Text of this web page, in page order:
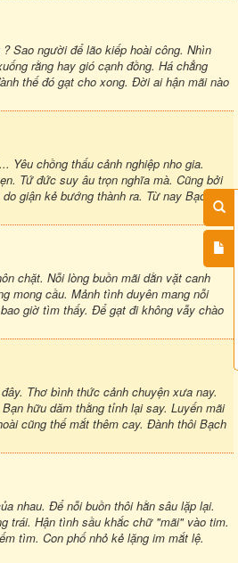
Sao người để lão kiếp hoài công. Nhìn
rằng hay gió cạnh đồng. Há chẳng
thế đó gạt cho xong. Đời ai hận mãi nào
Yêu chồng thấu cảnh nghiệp nho gia.
Tứ đức suy âu trọn nghĩa mà. Cũng bởi
giận kẻ bướng thành ra. Từ nay Bạch
chặt. Nỗi lòng buồn mãi dằn vặt canh
mong cầu. Mảnh tình duyên mang nỗi
giờ tìm thấy. Để gạt đi không vẫy chào
Thơ bình thức cảnh chuyện xưa nay.
hữu dăm thằng tỉnh lại say. Luyến mãi
cũng thế mắt thêm cay. Đành thôi Bạch
nhau. Để nỗi buồn thôi hằn sâu lặp lại.
trái. Hận tình sầu khắc chữ "mãi" vào tim.
tìm. Con phố nhỏ kẻ lặng im mắt lệ.